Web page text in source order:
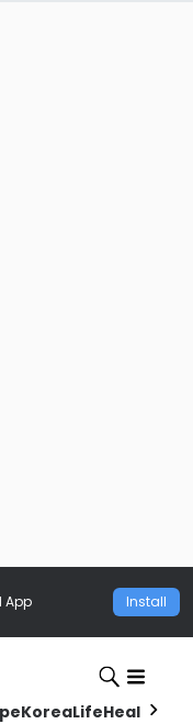
App Install
KoreaLifeHealth